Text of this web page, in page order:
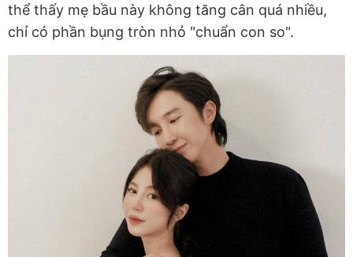
thể thấy mẹ bầu này không tăng cân quá nhiều,
chỉ có phần bụng tròn nhỏ "chuẩn con so".